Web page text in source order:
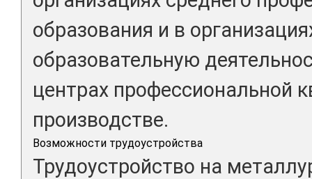
образования и в
образовательную
центрах профессиональной
производстве.
Возможности трудоустройства
Трудоустройство на